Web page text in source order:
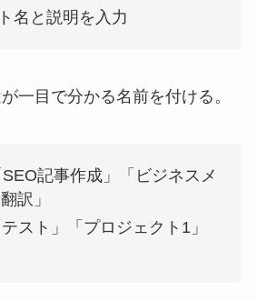
名と説明を入力
一目で分かる名前を付ける。
記事作成」「ビジネスメ
訳」
スト」「プロジェクト1」